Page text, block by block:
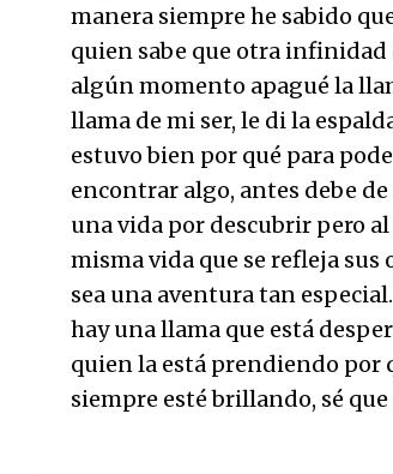
manera siempre he sabido
quien sabe que otra infinidad
algún momento apagué la
llama de mi ser, le di la
estuvo bien por qué para
encontrar algo, antes debe
una vida por descubrir pero
misma vida que se refleja sus
sea una aventura tan
hay una llama que está
quien la está prendiendo por
siempre esté brillando, sé